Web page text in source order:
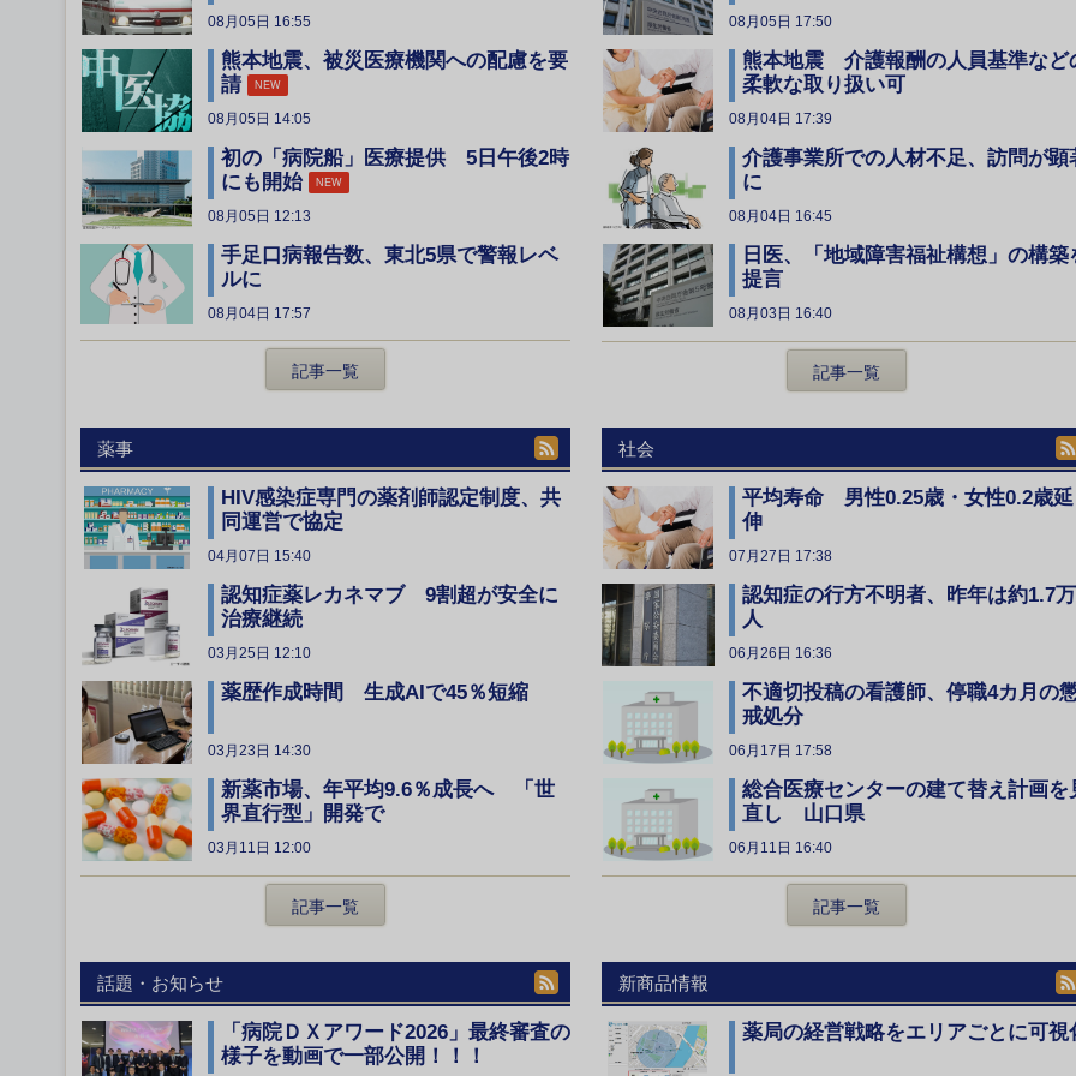
08月05日 16:55
熊本地震、被災医療機関への配慮を要
請
NEW
08月05日 14:05
初の「病院船」医療提供 5日午後2時
にも開始
NEW
08月05日 12:13
手足口病報告数、東北5県で警報レベ
ルに
08月04日 17:57
記事一覧
08月05日 17:50
熊本地震 介護報酬の人員基準など
柔軟な取り扱い可
08月04日 17:39
介護事業所での人材不足、訪問が顕
に
08月04日 16:45
日医、「地域障害福祉構想」の構築
提言
08月03日 16:40
記事一覧
薬事
HIV感染症専門の薬剤師認定制度、共
同運営で協定
04月07日 15:40
認知症薬レカネマブ 9割超が安全に
治療継続
03月25日 12:10
薬歴作成時間 生成AIで45％短縮
03月23日 14:30
新薬市場、年平均9.6％成長へ 「世
界直行型」開発で
03月11日 12:00
記事一覧
社会
平均寿命 男性0.25歳・女性0.2歳延
伸
07月27日 17:38
認知症の行方不明者、昨年は約1.7万
人
06月26日 16:36
不適切投稿の看護師、停職4カ月の
戒処分
06月17日 17:58
総合医療センターの建て替え計画を
直し 山口県
06月11日 16:40
記事一覧
話題・お知らせ
「病院ＤＸアワード2026」最終審査の
様子を動画で一部公開！！！
新商品情報
薬局の経営戦略をエリアごとに可視